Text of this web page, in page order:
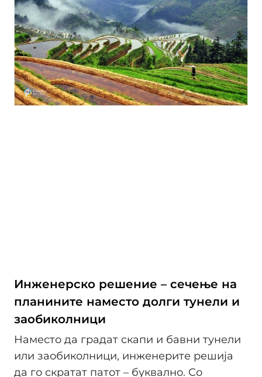
Инженерско решение – сечење на
планините наместо долги тунели и
заобиколници
Наместо да градат скапи и бавни тунели
или заобиколници, инженерите решија
да го скратат патот – буквално. Со